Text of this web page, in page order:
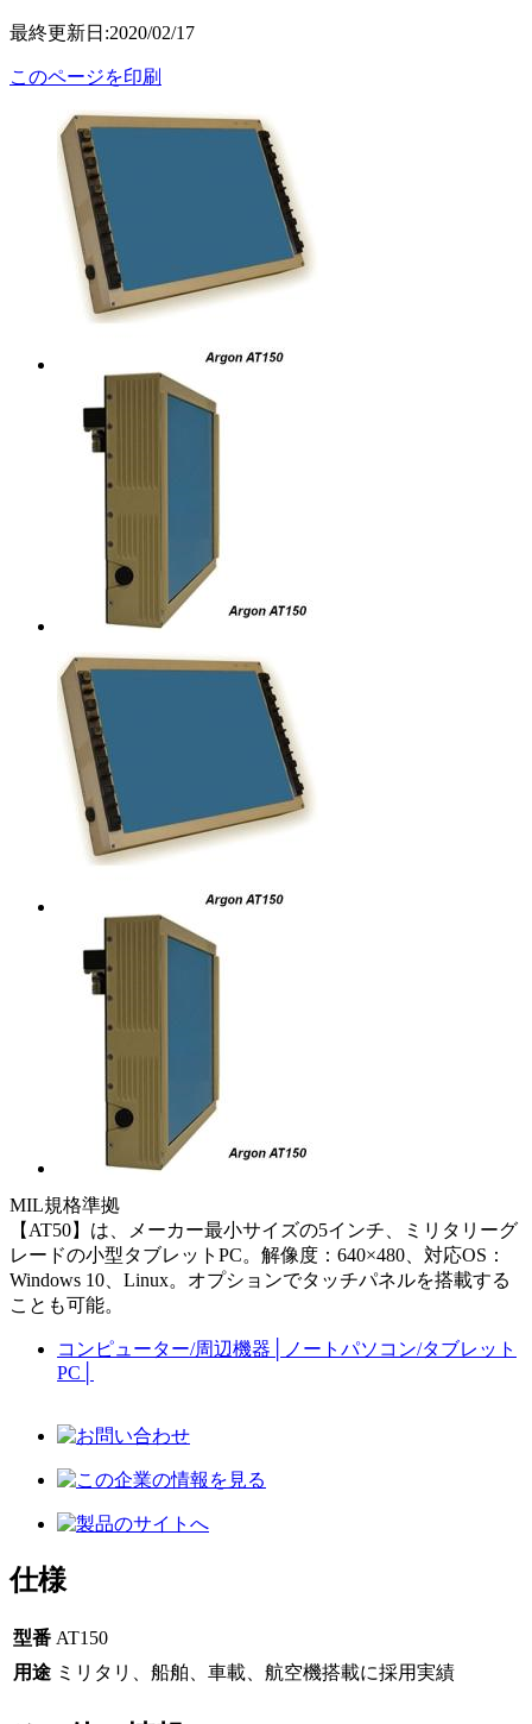
最終更新日:2020/02/17
このページを印刷
MIL規格準拠
【AT50】は、メーカー最小サイズの5インチ、ミリタリーグ
レードの小型タブレットPC。解像度：640×480、対応OS：
Windows 10、Linux。オプションでタッチパネルを搭載する
ことも可能。
コンピューター/周辺機器
ノートパソコン/タブレット
PC
仕様
型番 AT150
用途 ミリタリ、船舶、車載、航空機搭載に採用実績